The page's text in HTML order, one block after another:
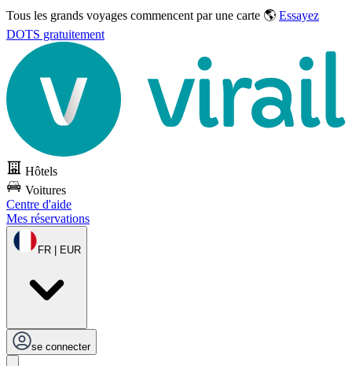
Tous les grands voyages commencent par une carte 🌎 Essayez
DOTS gratuitement
Hôtels
Voitures
Centre d'aide
Mes réservations
FR | EUR
se connecter